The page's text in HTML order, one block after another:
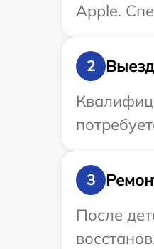
Apple.
2
3
После